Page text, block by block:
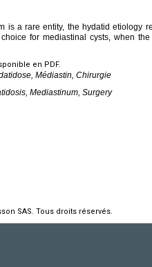
is a rare entity, the hydatid etiology
for mediastinal cysts, when
en PDF.
Médiastin, Chirurgie
Mediastinum, Surgery
SAS. Tous droits réservés.